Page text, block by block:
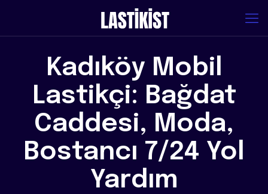
Kadıköy Mobil
Lastikçi: Bağdat
Caddesi, Moda,
Bostancı 7/24 Yol
Yardım